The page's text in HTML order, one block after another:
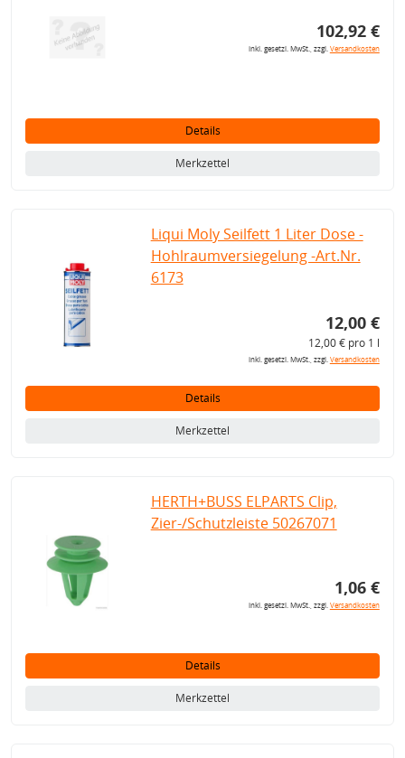
102,92 €
inkl. gesetzl. MwSt., zzgl.Versandkosten
Details
Merkzettel
Liqui Moly Seilfett 1 Liter Dose -
Hohlraumversiegelung -Art.Nr.
6173
12,00 €
12,00 € pro 1 l
inkl. gesetzl. MwSt., zzgl.Versandkosten
Details
Merkzettel
HERTH+BUSS ELPARTS Clip,
Zier-/Schutzleiste 50267071
1,06 €
inkl. gesetzl. MwSt., zzgl.Versandkosten
Details
Merkzettel